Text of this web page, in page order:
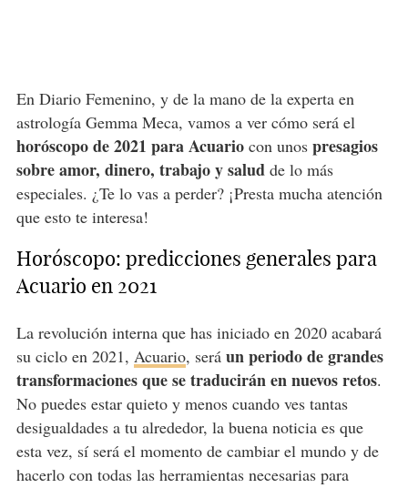
En Diario Femenino, y de la mano de la experta en
astrología Gemma Meca, vamos a ver cómo será el
horóscopo de 2021 para Acuariocon unos presagios
sobre amor, dinero, trabajo y saludde lo más
especiales. ¿Te lo vas a perder? ¡Presta mucha atención
que esto te interesa!
Horóscopo: predicciones generales para
Acuario en 2021
La revolución interna que has iniciado en 2020 acabará
su ciclo en 2021, Acuario, será un periodo de grandes
transformaciones que se traducirán en nuevos retos.
No puedes estar quieto y menos cuando ves tantas
desigualdades a tu alrededor, la buena noticia es que
esta vez, sí será el momento de cambiar el mundo y de
hacerlo con todas las herramientas necesarias para